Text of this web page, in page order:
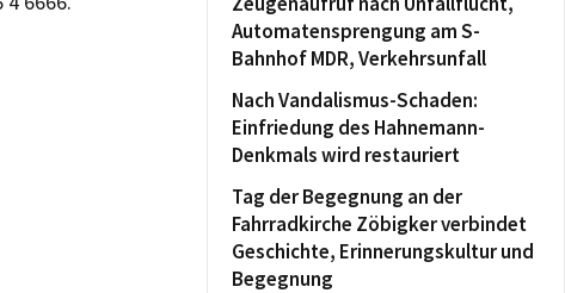
Automatensprengung am S-
Bahnhof MDR, Verkehrsunfall
Nach Vandalismus-Schaden:
Einfriedung des Hahnemann-
Denkmals wird restauriert
Tag der Begegnung an der
Fahrradkirche Zöbigker verbindet
Geschichte, Erinnerungskultur und
Begegnung